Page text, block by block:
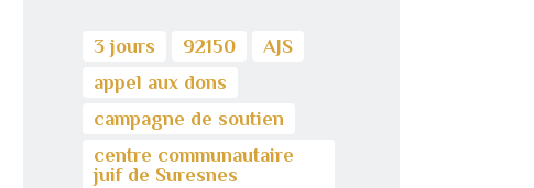
3 jours 92150
AJS
appel aux dons
campagne de soutien
centre communautaire
juif de Suresnes